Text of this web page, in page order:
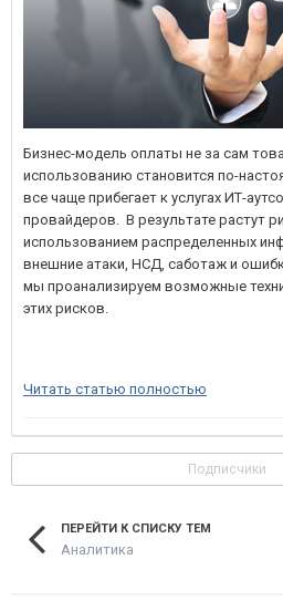
Бизнес-модель оплаты не за сам
использованию становится по-
все чаще прибегает к услугах ИТ-
провайдеров. В результате растут
использованием распределенных
внешние атаки, НСД, саботаж и
мы проанализируем возможные
этих рисков.
Читать статью полностью
Подписчики
ПЕРЕЙТИ К СПИСКУ ТЕМ
Аналитика